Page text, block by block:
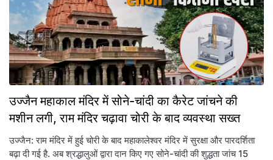
उज्जैन महाकाल मंदिर में सोने-चांदी का कैरेट जांचने की
मशीन लगी, राम मंदिर चढ़ावा चोरी के बाद व्‍यवस्‍था सख्‍त
उज्जैन: राम मंदिर में हुई चोरी के बाद महाकालेश्वर मंदिर में सुरक्षा और पारदर्शिता
बढ़ा दी गई है. अब श्रद्धालुओं द्वारा दान किए गए सोने-चांदी की शुद्धता जांच 15